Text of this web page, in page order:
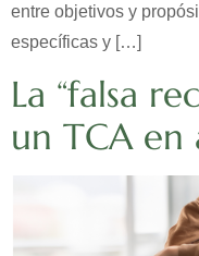
entre objetivos y
específicas y […]
La “falsa
un TCA en